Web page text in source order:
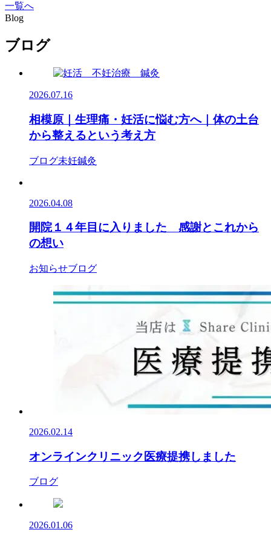
一覧へ
Blog
ブログ
2026.07.16
相模原｜生理痛・妊活に悩む方へ｜体の土台
から整えるという考え方
ブログ未妊鍼灸
2026.04.08
開院１４年目に入りました 感謝とこれから
の想い
お知らせブログ
2026.02.14
オンラインクリニック医療提携しました
ブログ
2026.01.06